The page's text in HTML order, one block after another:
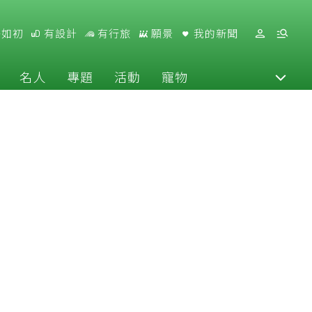
初 有設計 有行旅 願景 我的新聞
名人 專題 活動 寵物